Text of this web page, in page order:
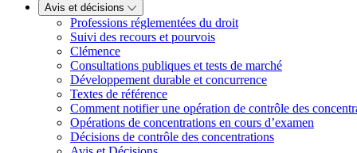
Avis et décisions
Professions réglementées du droit
Suivi des recours et pourvois
Clémence
Consultations publiques et tests de marché
Développement durable et concurrence
Textes de référence
Comment notifier une opération de contrôle des
Opérations de concentrations en cours d’examen
Décisions de contrôle des concentrations